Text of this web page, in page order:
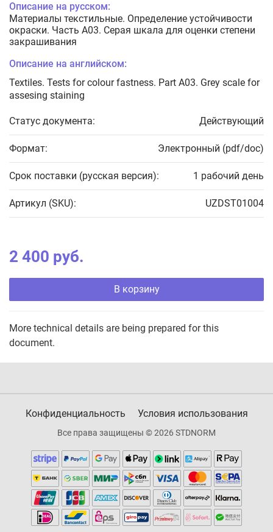
Описание на русском:
Материалы текстильные. Определение устойчивости
окраски. Часть А03. Серая шкала для оценки степени
закрашивания
Описание на английском:
Textiles. Tests for colour fastness. Part A03. Grey scale for
assesing staining
Статус документа: Действующий
Формат: Электронный (pdf/doc)
Срок поставки (русская версия): 1 рабочий день
Артикул (SKU): UZDST01004
2 400 руб.
В корзину
More technical details are being prepared for this
document.
Конфиденциальность Условия использования
Все права защищены © 2026 STDNORM